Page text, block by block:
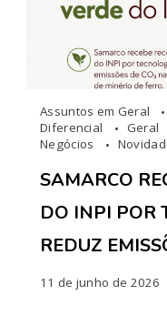
Assuntos em Geral
Diferencial
Geral
Negócios
SAMARCO
DO INPI POR
REDUZ
11 de junho de 2026